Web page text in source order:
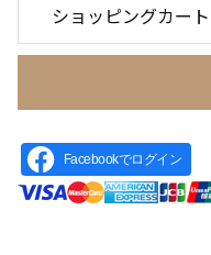
ショッピングカート
Facebookでログイン